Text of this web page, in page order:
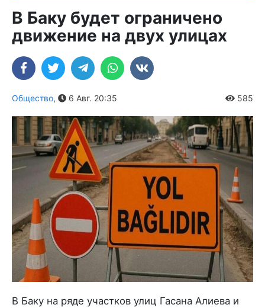
В Баку будет ограничено
движение на двух улицах
Общество, 6 Авг. 20:35 585
В Баку на ряде участков улиц Гасана Алиева и